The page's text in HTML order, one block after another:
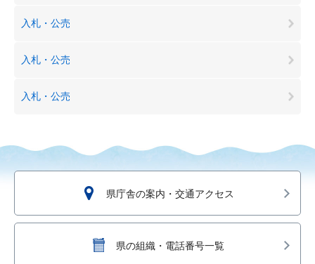
入札・公売
入札・公売
入札・公売
県庁舎の案内・交通アクセス
県の組織・電話番号一覧